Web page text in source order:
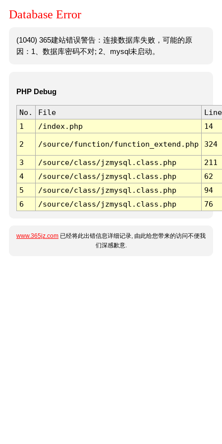
Database Error
(1040) 365建站错误警告：连接数据库失败，可能的原
因：1、数据库密码不对; 2、mysql未启动。
PHP Debug
No. File
Line
1
/index.php 14
2 /source/function/function_extend.php 324
3 /source/class/jzmysql.class.php
211
4
/source/class/jzmysql.class.php
62
5
/source/class/jzmysql.class.php
94
6
/source/class/jzmysql.class.php 76
www.365jz.com 已经将此出错信息详细记录, 由此给您带来的访问不便我
们深感歉意.